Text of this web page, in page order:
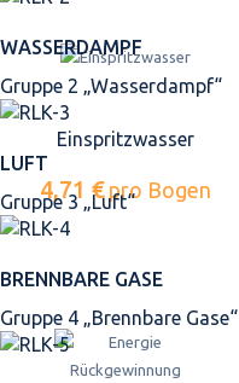
WASSERDAMPF
Gruppe 2 „Wasserdampf“
LUFT
Gruppe 3 „Luft“
BRENNBARE GASE
Gruppe 4 „Brennbare Gase“
Einspritzwasser
4,71 € pro Bogen